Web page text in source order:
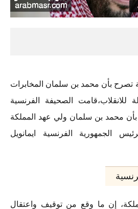
تصرح بأن محمد بن سلمان المخابرات
للانقلاب،قامت الصحيفة الفرنسية
بأن محمد بن سلمان ولي عهد المملكة
الجمهورية الفرنسية ايمانويل
إن ما وقع من توقيف واعتقال